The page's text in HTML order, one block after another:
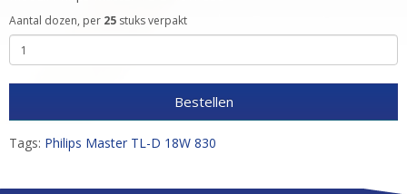
Aantal dozen, per 25 stuks verpakt
Bestellen
Tags: Philips Master TL-D 18W 830